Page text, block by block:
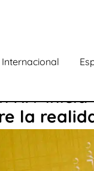
Internacional
XIV
la